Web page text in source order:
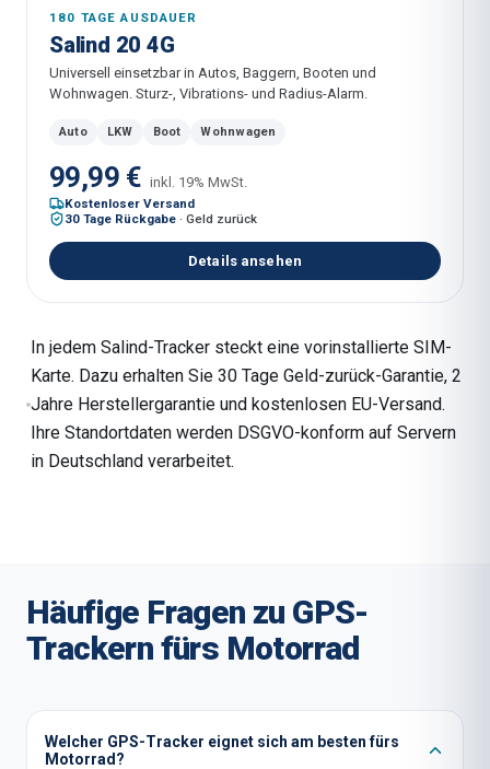
180 TAGE AUSDAUER
Salind 20 4G
Universell einsetzbar in Autos, Baggern, Booten und
Wohnwagen. Sturz-, Vibrations- und Radius-Alarm.
Auto LKW Boot Wohnwagen
99,99 € inkl. 19% MwSt.
Kostenloser Versand
30 Tage Rückgabe · Geld zurück
Details ansehen
In jedem Salind-Tracker steckt eine vorinstallierte SIM-
Karte. Dazu erhalten Sie 30 Tage Geld-zurück-Garantie, 2
Jahre Herstellergarantie und kostenlosen EU-Versand.
Ihre Standortdaten werden DSGVO-konform auf Servern
in Deutschland verarbeitet.
Häufige Fragen zu GPS-
Trackern fürs Motorrad
Welcher GPS-Tracker eignet sich am besten fürs
Motorrad?